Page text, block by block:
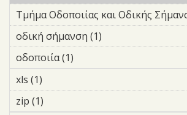
Τμήμα Οδοποιίας και Οδικής
οδική σήμανση (1)
οδοποιία (1)
xls (1)
zip (1)